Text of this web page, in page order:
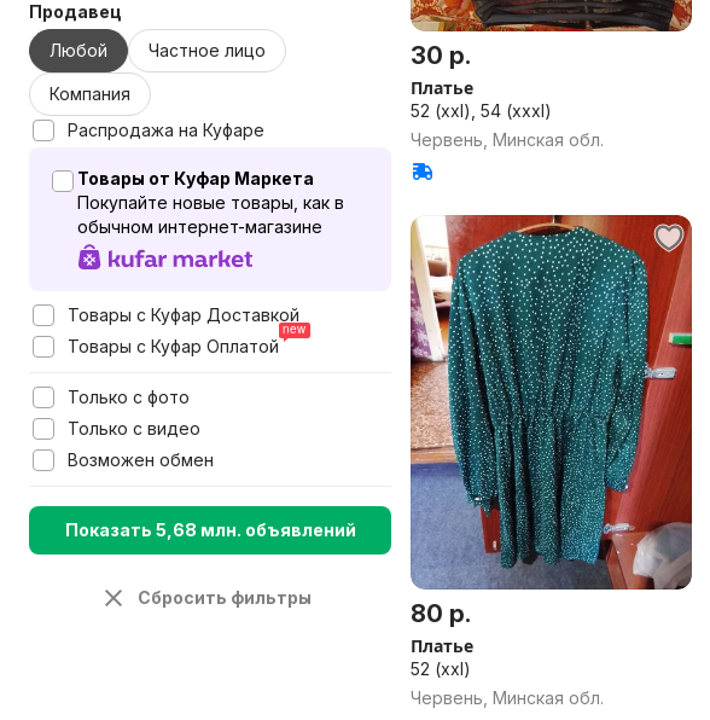
Продавец
Любой
Частное лицо
Компания
Распродажа на Куфаре
Товары от Куфар Маркета
Покупайте новые товары, как в
обычном интернет-магазине
Товары с Куфар Доставкой
Товары с Куфар Оплатой
Только с фото
Только с видео
Возможен обмен
Показать 5,68 млн. объявлений
Сбросить фильтры
30 р.
Платье
52 (xxl), 54 (xxxl)
Червень, Минская обл.
80 р.
Платье
52 (xxl)
Червень, Минская обл.